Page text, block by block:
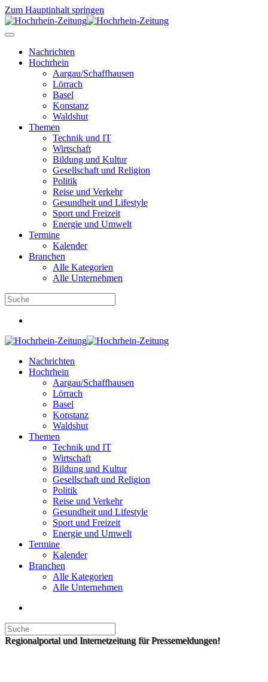
Zum Hauptinhalt springen
Nachrichten
Hochrhein
Aargau/Schaffhausen
Lörrach
Basel
Konstanz
Waldshut
Themen
Technik und IT
Wirtschaft
Bildung und Kultur
Gesellschaft und Religion
Politik
Reise und Verkehr
Gesundheit und Lifestyle
Sport und Freizeit
Energie und Umwelt
Termine
Kalender
Branchen
Alle Kategorien
Alle Unternehmen
Nachrichten
Hochrhein
Aargau/Schaffhausen
Lörrach
Basel
Konstanz
Waldshut
Themen
Technik und IT
Wirtschaft
Bildung und Kultur
Gesellschaft und Religion
Politik
Reise und Verkehr
Gesundheit und Lifestyle
Sport und Freizeit
Energie und Umwelt
Termine
Kalender
Branchen
Alle Kategorien
Alle Unternehmen
Regionalportal und Internetzeitung für Pressemeldungen!